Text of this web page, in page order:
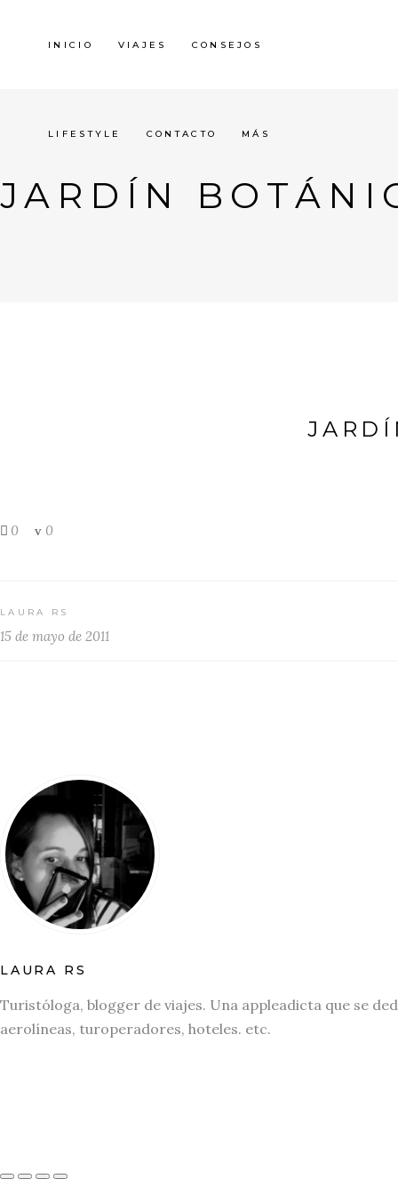
INICIO VIAJES CONSEJOS
LIFESTYLE CONTACTO MÁS
JARDÍN
0 0
LAURA RS
15 de mayo de 2011
LAURA RS
Turistóloga, blogger de viajes. Una appleadicta que se
aerolíneas, turoperadores, hoteles. etc.